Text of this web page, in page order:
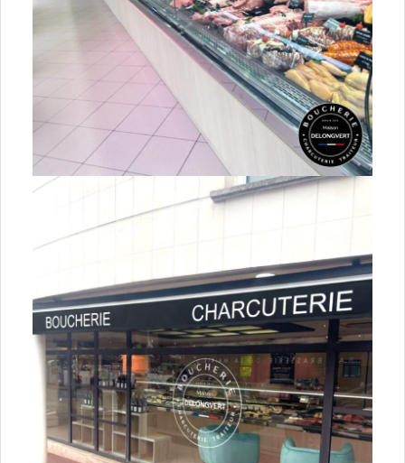
76 Seine-Maritime
Nouvelle-Aquitaine
17 Charente-Maritime
19 Corrèze
23 Creuse
33 Gironde
47 Lot-et-Garonne
64 Pyrénées-Atlantiques
79 Deux-Sèvres
86 Vienne
87 Haute-Vienne
Occitanie